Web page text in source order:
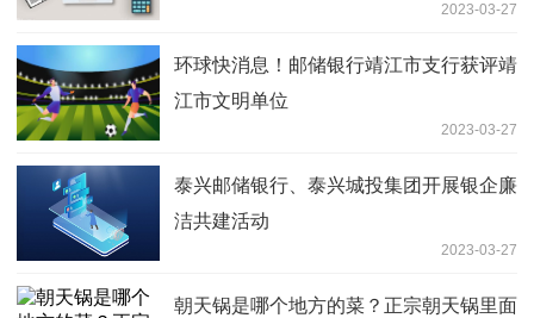
2023-03-27
环球快消息！邮储银行靖江市支行获评靖
江市文明单位
2023-03-27
泰兴邮储银行、泰兴城投集团开展银企廉
洁共建活动
2023-03-27
朝天锅是哪个地方的菜？正宗朝天锅里面